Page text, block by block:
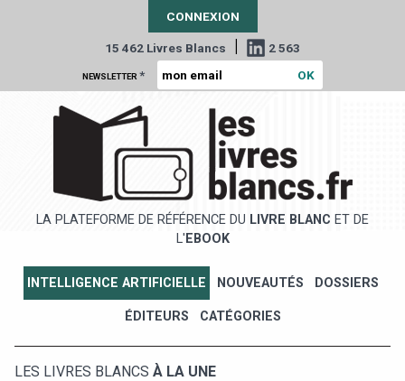
CONNEXION
15 462 Livres Blancs | 2 563
NEWSLETTER *
LA PLATEFORME DE RÉFÉRENCE DU LIVRE BLANC ET DE
L' EBOOK
INTELLIGENCE ARTIFICIELLE NOUVEAUTÉS DOSSIERS
ÉDITEURS CATÉGORIES
LES LIVRES BLANCS À LA UNE